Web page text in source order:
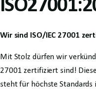
Wir sind ISO/IEC 27001
Mit Stolz dürfen wir
27001 zertifiziert sind!
steht für höchste